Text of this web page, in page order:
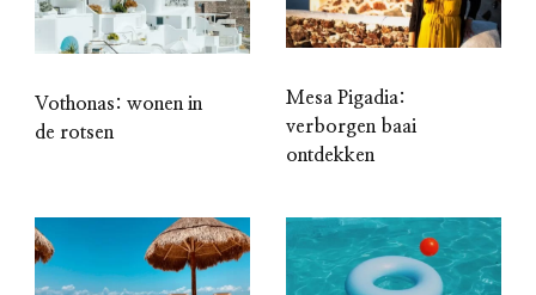
Vothonas: wonen in
de rotsen
Mesa Pigadia:
verborgen baai
ontdekken